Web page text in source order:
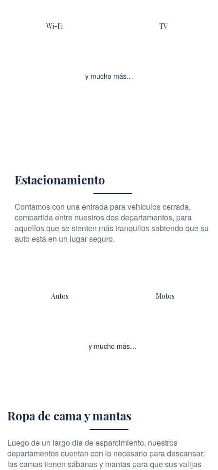
Wi-Fi TV
y mucho más…
Estacionamiento
Contamos con una entrada para vehículos cerrada,
compartida entre nuestros dos departamentos, para
aquellos que se sienten más tranquilos sabiendo que su
auto está en un lugar seguro.
Autos Motos
y mucho más…
Ropa de cama y mantas
Luego de un largo día de esparcimiento, nuestros
departamentos cuentan con lo necesario para descansar:
las camas tienen sábanas y mantas para que sus valijas